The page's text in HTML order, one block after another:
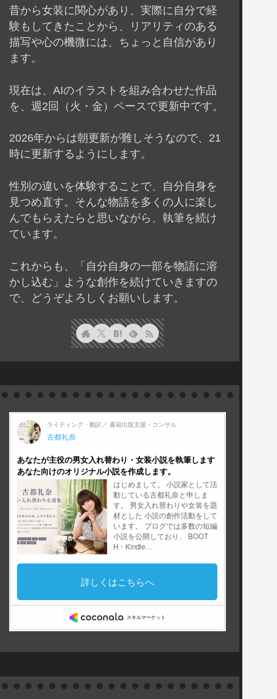
昔から女装に関心があり、実際に自分で経
験もしてきたことから、リアリティのある
描写や心の機微には、ちょっと自信があり
ます。
現在は、AIのイラストを組み合わせた作品
を、週2回（火・金）ペースで更新中です。
2026年からは朝更新が難しそうなので、21
時に更新するようにします。
性別の違いを体験することで、自分自身を
見つめ直す。そんな物語を多くの人に楽し
んでもらえたらと思いながら、執筆を続け
ています。
これからも、「自分自身の一部を物語に溶
かし込む」ような創作を続けていきますの
で、どうぞよろしくお願いします。